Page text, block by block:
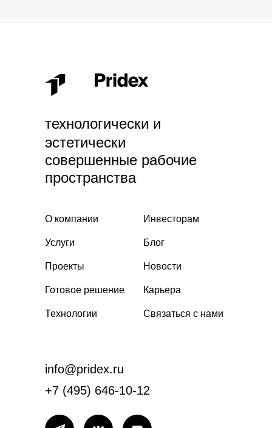
+7 (495) 646-10-12
info@pridex.ru
технологически и
эстетически
совершенные рабочие
пространства
О компании
Технологии
Услуги Блог
Проекты
Карьера
Готовое решение
Связаться с нами
Инвесторам
Новости